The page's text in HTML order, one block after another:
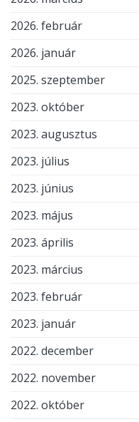
2026. február
2026. január
2025. szeptember
2023. október
2023. augusztus
2023. július
2023. június
2023. május
2023. április
2023. március
2023. február
2023. január
2022. december
2022. november
2022. október